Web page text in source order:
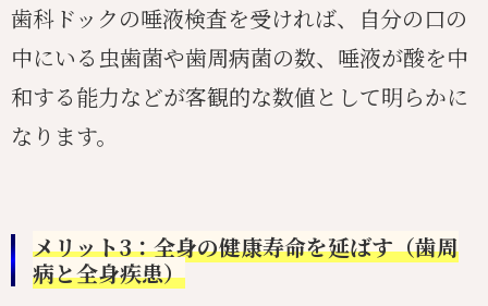
歯科ドックの唾液検査を受ければ、自分の口の
中にいる虫歯菌や歯周病菌の数、唾液が酸を中
和する能力などが客観的な数値として明らかに
なります。
メリット3：全身の健康寿命を延ばす（歯周
病と全身疾患）